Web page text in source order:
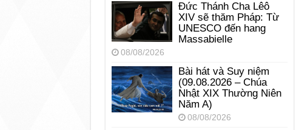
Đức Thánh Cha Lêô
XIV sẽ thăm Pháp: Từ
UNESCO đến hang
Massabielle
08/08/2026
Bài hát và Suy niệm
(09.08.2026 – Chúa
Nhật XIX Thường Niên
Năm A)
08/08/2026